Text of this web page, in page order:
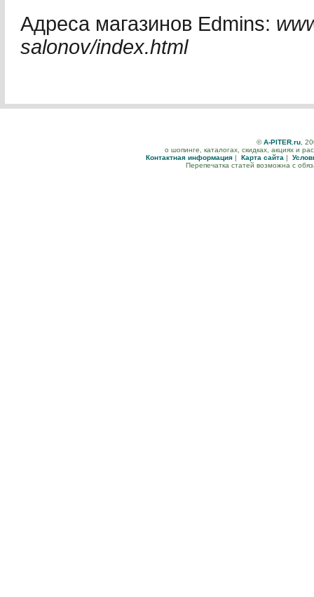
Адреса магазинов Edmins:
salonov/index.html
©A-PITER.ru,
о шопинге, каталогах, скидках, акциях и
Контактная информация | Карта сайта |
Перепечатка статей возможна с